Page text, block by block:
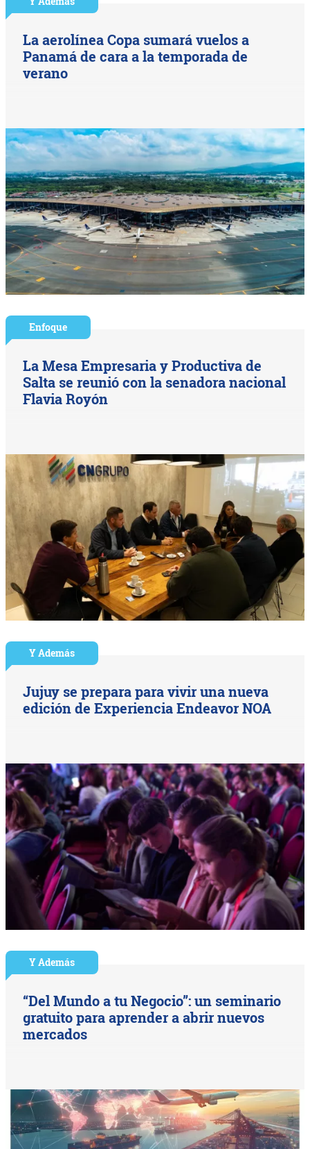
La aerolínea Copa sumará vuelos a
Panamá de cara a la temporada de
verano
Enfoque
La Mesa Empresaria y Productiva de
Salta se reunió con la senadora nacional
Flavia Royón
Y Además
Jujuy se prepara para vivir una nueva
edición de Experiencia Endeavor NOA
Y Además
“Del Mundo a tu Negocio”: un seminario
gratuito para aprender a abrir nuevos
mercados